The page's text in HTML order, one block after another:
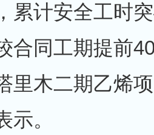
累计安全工时
合同工期提前
里木二期乙烯
示。